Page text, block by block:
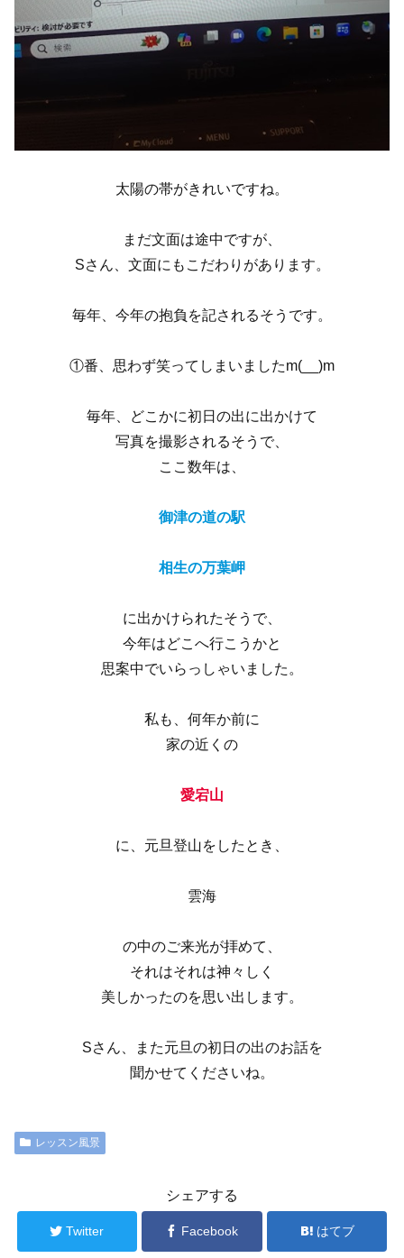
太陽の帯がきれいですね。
まだ文面は途中ですが、
Sさん、文面にもこだわりがあります。
毎年、今年の抱負を記されるそうです。
①番、思わず笑ってしまいましたm(__)m
毎年、どこかに初日の出に出かけて
写真を撮影されるそうで、
ここ数年は、
御津の道の駅
相生の万葉岬
に出かけられたそうで、
今年はどこへ行こうかと
思案中でいらっしゃいました。
私も、何年か前に
家の近くの
愛宕山
に、元旦登山をしたとき、
雲海
の中のご来光が拝めて、
それはそれは神々しく
美しかったのを思い出します。
Sさん、また元旦の初日の出のお話を
聞かせてくださいね。
レッスン風景
シェアする
Twitter Facebook はてブ